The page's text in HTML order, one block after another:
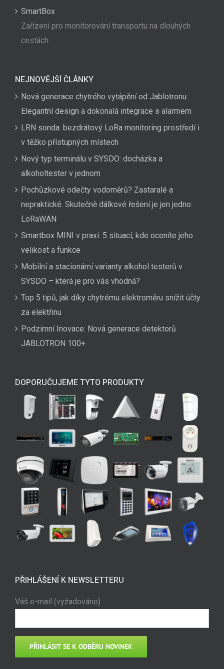
SmartBox
Zařízení pro monitorování transportu na dlouhých
cestách
NEJNOVĚJŠÍ ČLÁNKY
Nová generace chytrého vytápění od Jablotronu:
Elegantní design a dokonalá integrace s alarmem
LRN sonda: bezdrátový LoRa monitoring prostředí i
v těžko přístupných místech
Nový typ terminálu v SYSDO: docházka a
alkoholtester v jednom
Pochůzkové odečty vodoměrů? Zastaralé a
nepraktické. Skutečně dálkové řešení je jen jedno:
LoRaWAN
Smartbox MINI v praxi: 5 situací, kde oceníte jeho
velikost a funkce
Mobilní a stacionární varianty alkohol testerů v
SYSDO – která je pro vás vhodná?
Top 5 tipů, jak díky chytrému elektroměru snížit účty
za elektřinu
Podzimní Inovace: Nová generace detektorů
JABLOTRON 100+
DOPORUČUJEME TYTO PRODUKTY
PŘIHLÁŠENÍ K NEWSLETTERU
Váš e-mail (vyžadováno)